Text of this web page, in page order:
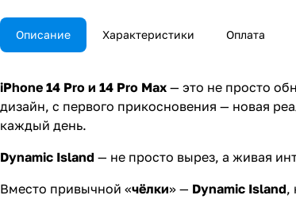
Описание Характеристики Оплата
iPhone 14 Pro и 14 Pro Max — это не просто
дизайн, с первого прикосновения — новая
каждый день.
Dynamic Island — не просто вырез, а живая
Вместо привычной «чёлки» — Dynamic Island,